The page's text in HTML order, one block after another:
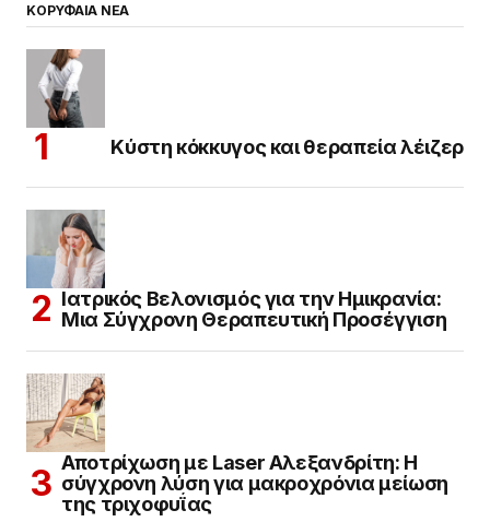
ΚΟΡΥΦΑΙΑ ΝΕΑ
Κύστη κόκκυγος και θεραπεία λέιζερ
Ιατρικός Βελονισμός για την Ημικρανία:
Μια Σύγχρονη Θεραπευτική Προσέγγιση
Αποτρίχωση με Laser Αλεξανδρίτη: Η
σύγχρονη λύση για μακροχρόνια μείωση
της τριχοφυΐας